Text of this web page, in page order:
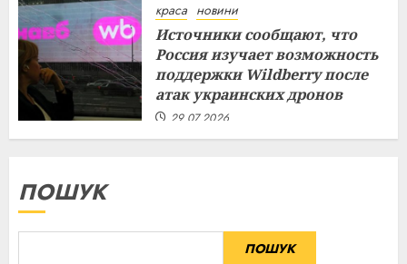
краса новини
Источники сообщают, что
Россия изучает возможность
поддержки Wildberry после
атак украинских дронов
29.07.2026
ПОШУК
ПОШУК